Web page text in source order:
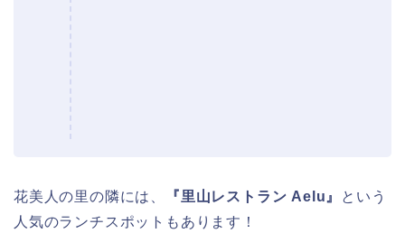
花美人の里の隣には、 『里山レストラン Aelu』
という
人気のランチスポットもあります！